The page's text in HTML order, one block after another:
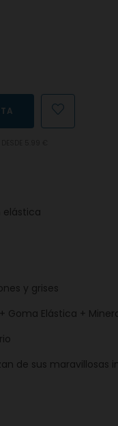
elástica
y grises
Goma Elástica +
de sus